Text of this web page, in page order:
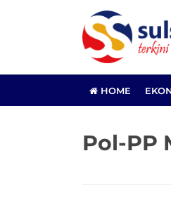
HOME
Pol-PP